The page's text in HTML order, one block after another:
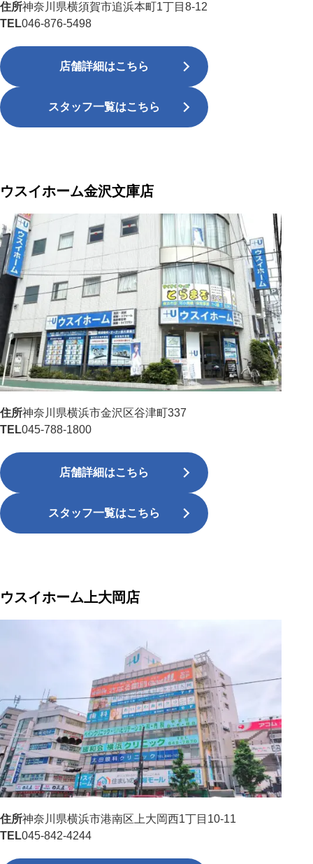
住所神奈川県横須賀市追浜本町1丁目8-12
TEL046-876-5498
店舗詳細はこちら
スタッフ一覧はこちら
ウスイホーム金沢文庫店
住所神奈川県横浜市金沢区谷津町337
TEL045-788-1800
店舗詳細はこちら
スタッフ一覧はこちら
ウスイホーム上大岡店
住所神奈川県横浜市港南区上大岡西1丁目10-11
TEL045-842-4244